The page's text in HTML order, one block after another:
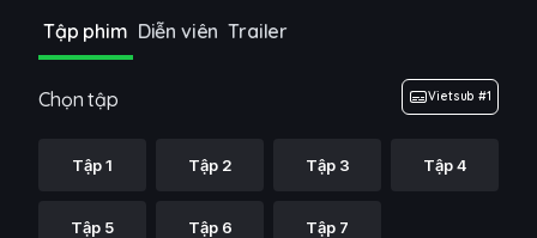
Tập phim Diễn viên Trailer
Chọn tập Vietsub #1
Tập 1 Tập 2 Tập 3 Tập 4
Tập 5 Tập 6 Tập 7